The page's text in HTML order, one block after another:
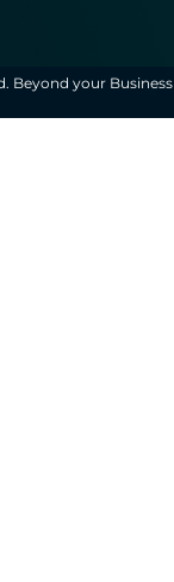
Beyond your Business